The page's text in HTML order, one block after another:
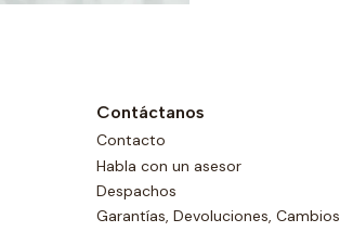
Contáctanos
Contacto
Habla con un asesor
Despachos
Garantías, Devoluciones, Cambios